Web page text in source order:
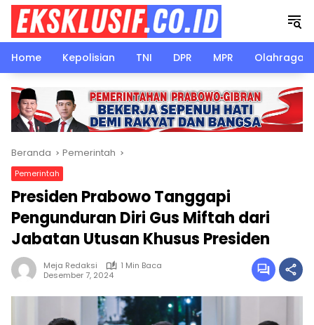
Langsung
konten
Home
Kepolisian TNI DPR MPR Olahraga
Beranda Pemerintah
Pemerintah
Presiden Prabowo Tanggapi
Pengunduran Diri Gus Miftah dari
Jabatan Utusan Khusus Presiden
Meja Redaksi
1 Min Baca
Desember 7, 2024